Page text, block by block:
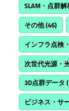
SLAM・点群解
その他(46)
インフラ点検
次世代光源・
3D点群データ
ビジネス・サ